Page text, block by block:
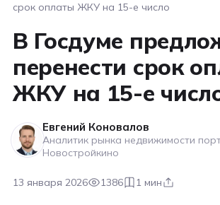
срок оплаты ЖКУ на 15-е число
В Госдуме
перенести срок
ЖКУ на 15-е
Евгений Коновалов
Аналитик рынка недвижимости
Новостройкино
13 января 2026 1386 1 мин